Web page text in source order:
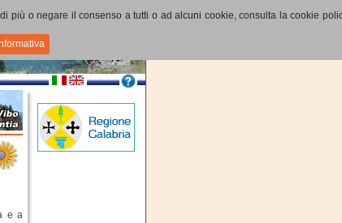
più o negare il consenso a tutti o ad alcuni cookie, consulta la cookie
e a